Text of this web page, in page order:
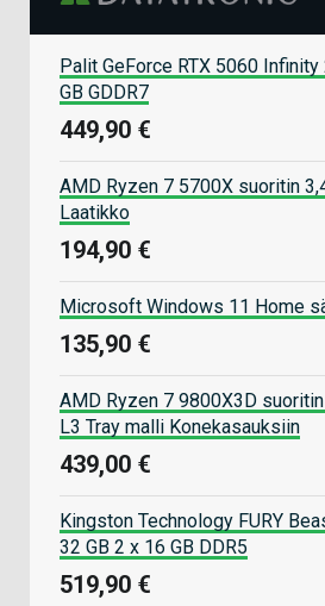
Palit GeForce RTX 5060 Infinity
GB GDDR7
449,90 €
AMD Ryzen 7 5700X suoritin
Laatikko
194,90 €
Microsoft Windows 11 Home
135,90 €
AMD Ryzen 7 9800X3D
L3 Tray malli Konekasauksiin
439,00 €
Kingston Technology FURY
32 GB 2 x 16 GB DDR5
519,90 €